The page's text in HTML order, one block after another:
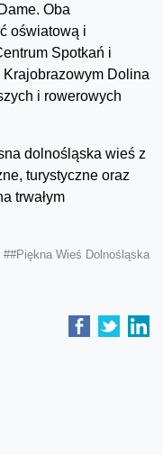
Oba
oświatową i
Spotkań i
Krajobrazowym Dolina
i rowerowych
dolnośląska wieś z
turystyczne oraz
trwałym
##Piękna Wieś Dolnośląska